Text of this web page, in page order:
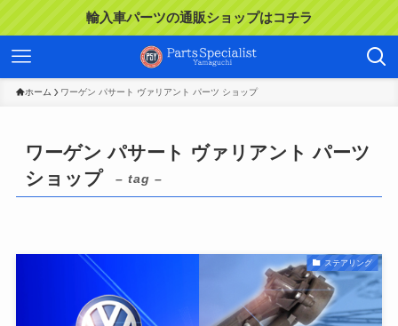
輸入車パーツの通販ショップはコチラ
ホーム ワーゲン パサート ヴァリアント パーツ ショップ
ワーゲン パサート ヴァリアント パーツ
ショップ
– tag –
ステアリング